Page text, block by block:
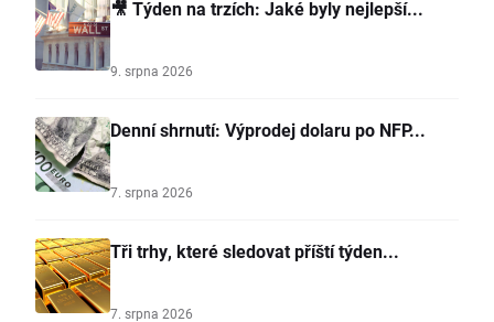
🎥 Týden na trzích: Jaké byly nejlepší...
9. srpna 2026
Denní shrnutí: Výprodej dolaru po NFP...
7. srpna 2026
Tři trhy, které sledovat příští týden...
7. srpna 2026